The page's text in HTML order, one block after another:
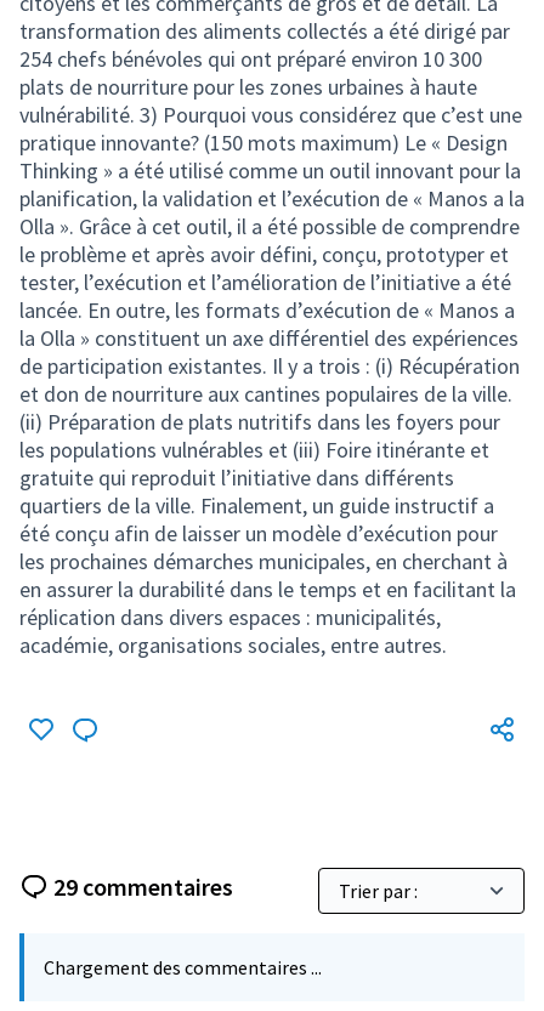
transformation des aliments collectés a été dirigé par
254 chefs bénévoles qui ont préparé environ 10 300
plats de nourriture pour les zones urbaines à haute
vulnérabilité. 3) Pourquoi vous considérez que c’est une
pratique innovante? (150 mots maximum) Le « Design
Thinking » a été utilisé comme un outil innovant pour la
planification, la validation et l’exécution de « Manos a la
Olla ». Grâce à cet outil, il a été possible de comprendre
le problème et après avoir défini, conçu, prototyper et
tester, l’exécution et l’amélioration de l’initiative a été
lancée. En outre, les formats d’exécution de « Manos a
la Olla » constituent un axe différentiel des expériences
de participation existantes. Il y a trois : (i) Récupération
et don de nourriture aux cantines populaires de la ville.
(ii) Préparation de plats nutritifs dans les foyers pour
les populations vulnérables et (iii) Foire itinérante et
gratuite qui reproduit l’initiative dans différents
quartiers de la ville. Finalement, un guide instructif a
été conçu afin de laisser un modèle d’exécution pour
les prochaines démarches municipales, en cherchant à
en assurer la durabilité dans le temps et en facilitant la
réplication dans divers espaces : municipalités,
académie, organisations sociales, entre autres.
29 commentaires
Chargement des commentaires ...